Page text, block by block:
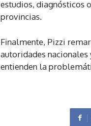
estudios, diagnósticos
provincias.
Finalmente, Pizzi
autoridades
entienden la